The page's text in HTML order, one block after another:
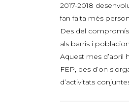
2017-2018
fan falta més
Des del
als barris i
Aquest mes d’abril
FEP, des d’on
d’activitats